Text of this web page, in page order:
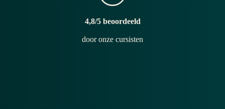
4,8/5 beoordeeld
door onze cursisten